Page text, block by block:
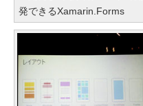
発できるXamarin.Forms